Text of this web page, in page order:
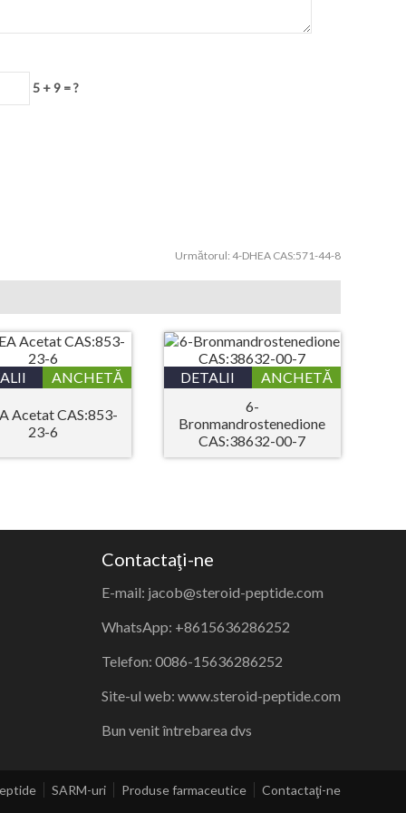
5 + 9 = ?
Următorul: 4-DHEA CAS:571-44-8
ANCHETĂ
Acetat CAS:853-
23-6
DETALII
ANCHETĂ
6-
Bronmandrostenedione
CAS:38632-00-7
Contactaţi-ne
E-mail: jacob@steroid-peptide.com
WhatsApp: +8615636286252
Telefon: 0086-15636286252
Site-ul web: www.steroid-peptide.com
Bun venit întrebarea dvs
SARM-uri Produse farmaceutice Contactaţi-ne